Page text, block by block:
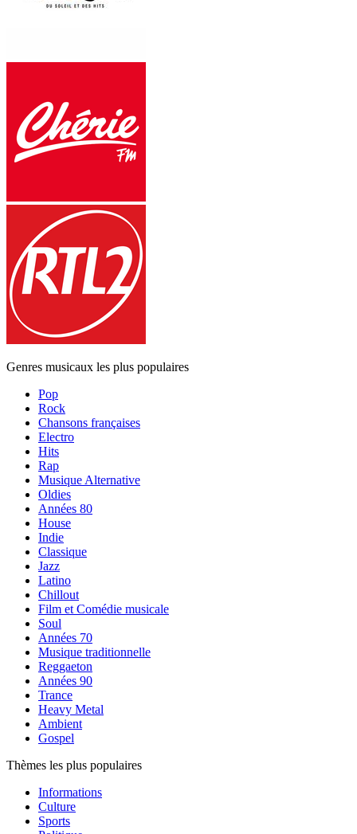
Genres musicaux les plus populaires
Pop
Rock
Chansons françaises
Electro
Hits
Rap
Musique Alternative
Oldies
Années 80
House
Indie
Classique
Jazz
Latino
Chillout
Film et Comédie musicale
Soul
Années 70
Musique traditionnelle
Reggaeton
Années 90
Trance
Heavy Metal
Ambient
Gospel
Thèmes les plus populaires
Informations
Culture
Sports